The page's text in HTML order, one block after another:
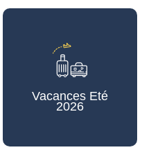
Vacances Eté
2026